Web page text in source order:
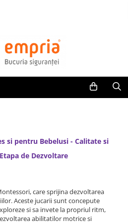
usi
si
si pentru Bebelusi - Calitate si
de Dezvoltare
care sprijina dezvoltarea
Aceste jucarii sunt concepute
si sa invete la propriul ritm,
abilitatilor motrice si